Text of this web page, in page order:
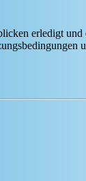
erledigt